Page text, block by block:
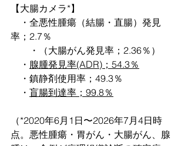
【大腸カメラ*】
・全悪性腫瘍（結腸・直腸）発見
率；2.7％
・（大腸がん発見率；2.36％）
・ 腺腫発見率(ADR)；54.3％
・鎮静剤使用率；49.3％
・ 盲腸到達率；99.8％
（*2020年6月1日〜2026年7月4日時
点。悪性腫瘍・胃がん・大腸がん、腺